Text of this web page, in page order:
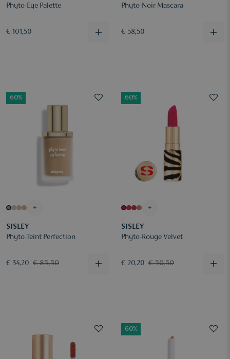
Phyto-Eye Palette
€ 101,50
Phyto-Noir Mascara
€ 58,50
60%
+
SISLEY
Phyto-Teint Perfection
€ 34,20 € 85,50
60%
+
SISLEY
Phyto-Rouge Velvet
€ 20,20 € 50,50
60%